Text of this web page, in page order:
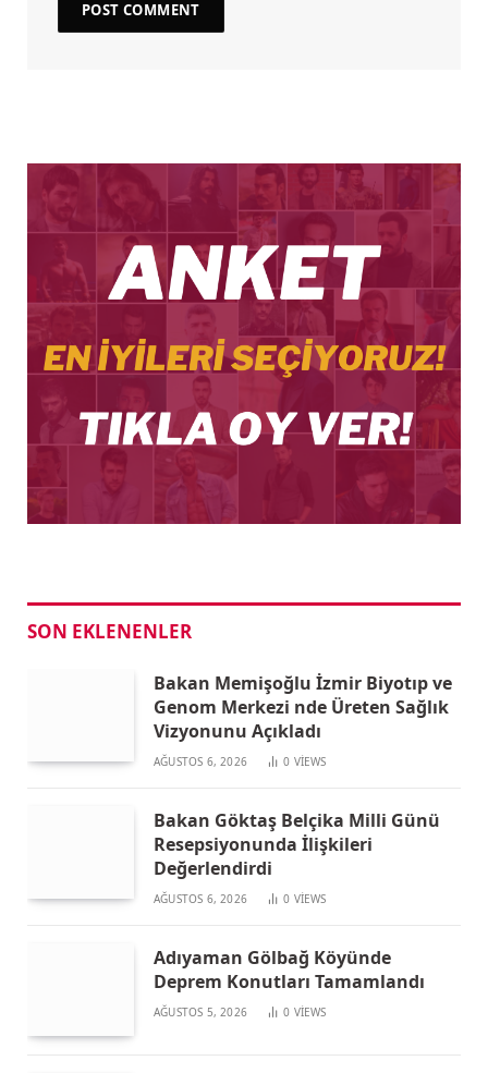
SON EKLENENLER
Bakan Memişoğlu İzmir Biyotıp ve
Genom Merkezi nde Üreten Sağlık
Vizyonunu Açıkladı
AĞUSTOS 6, 2026 0 VIEWS
Bakan Göktaş Belçika Milli Günü
Resepsiyonunda İlişkileri
Değerlendirdi
AĞUSTOS 6, 2026 0 VIEWS
Adıyaman Gölbağ Köyünde
Deprem Konutları Tamamlandı
AĞUSTOS 5, 2026 0 VIEWS